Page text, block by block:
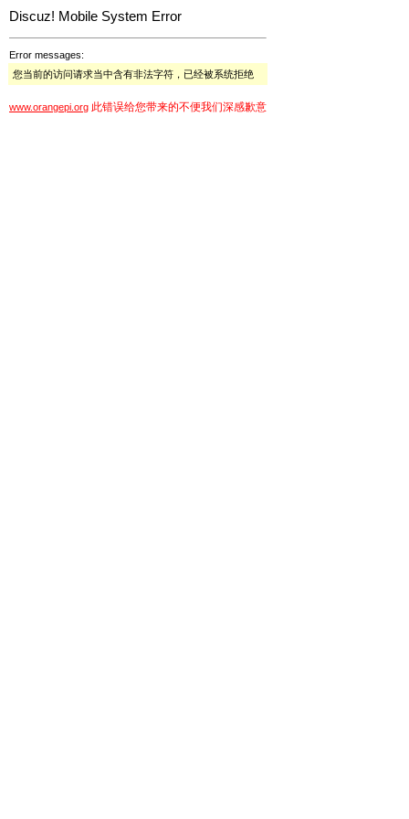
Discuz! Mobile System Error
Error messages:
您当前的访问请求当中含有非法字符，已经被系统拒绝
www.orangepi.org 此错误给您带来的不便我们深感歉意